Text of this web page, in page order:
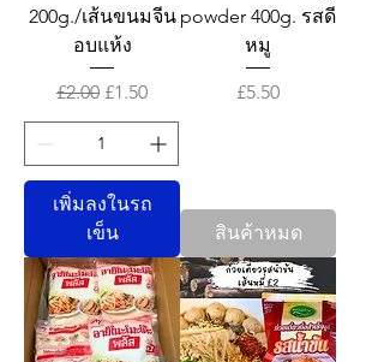
200g./เส้นขนมจีน
อบแห้ง
ราคาปกติ
£2.00 ราคาขายลด
£1.50
เพิ่มลงในรถ
เข็น
powder 400g. รสดี
หมู
ราคา
£5.50
สินค้าหมด